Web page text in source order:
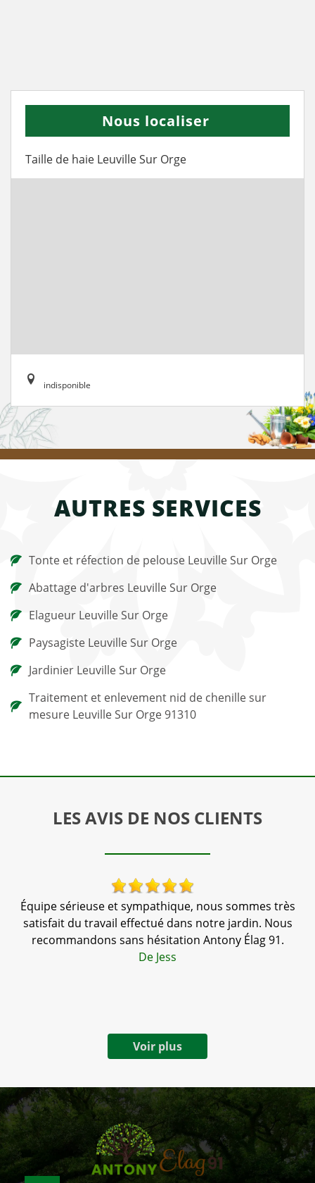
Nous localiser
Taille de haie Leuville Sur Orge
indisponible
AUTRES SERVICES
Tonte et réfection de pelouse Leuville Sur Orge
Abattage d'arbres Leuville Sur Orge
Elagueur Leuville Sur Orge
Paysagiste Leuville Sur Orge
Jardinier Leuville Sur Orge
Traitement et enlevement nid de chenille sur
mesure Leuville Sur Orge 91310
LES AVIS DE NOS CLIENTS
Équipe sérieuse et sympathique, nous sommes très
satisfait du travail effectué dans notre jardin. Nous
recommandons sans hésitation Antony Élag 91.
De Jess
Voir plus